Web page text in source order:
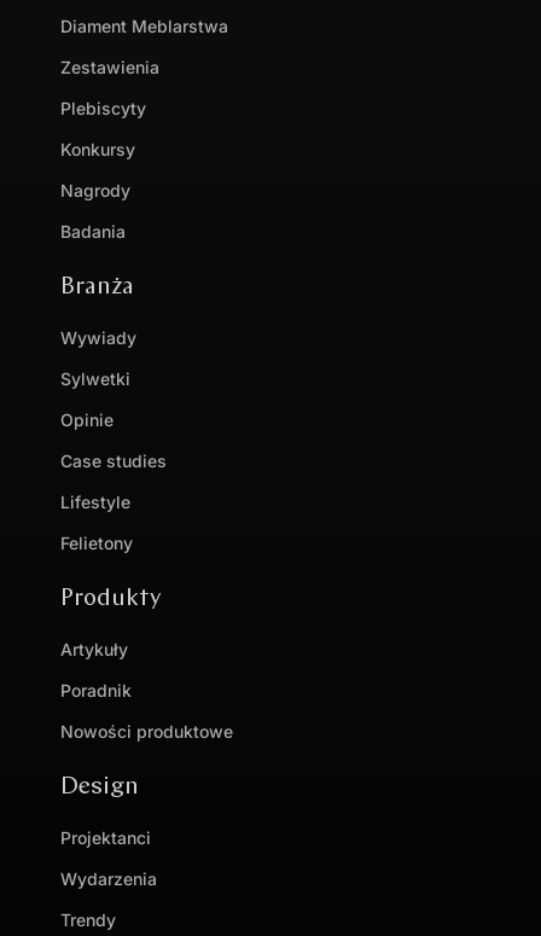
Diament Meblarstwa
Zestawienia
Plebiscyty
Konkursy
Nagrody
Badania
Branża
Wywiady
Sylwetki
Opinie
Case studies
Lifestyle
Felietony
Produkty
Artykuły
Poradnik
Nowości produktowe
Design
Projektanci
Wydarzenia
Trendy